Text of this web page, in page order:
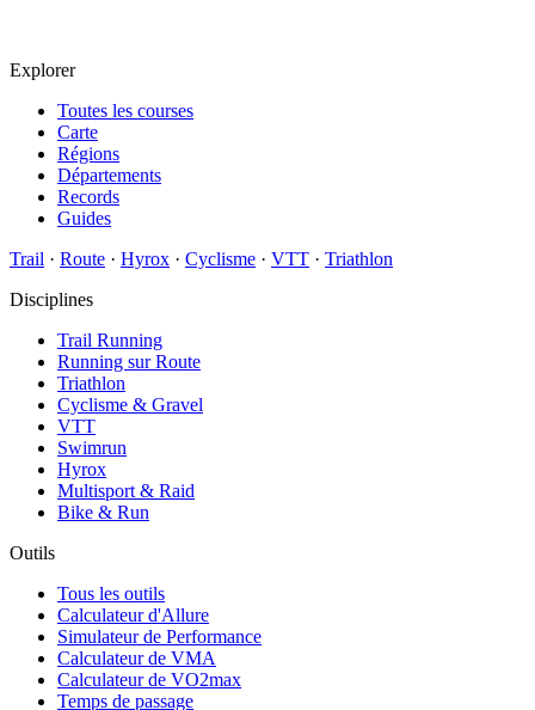
Explorer
Toutes les courses
Carte
Régions
Départements
Records
Guides
Trail · Route · Hyrox · Cyclisme · VTT · Triathlon
Disciplines
Trail Running
Running sur Route
Triathlon
Cyclisme & Gravel
VTT
Swimrun
Hyrox
Multisport & Raid
Bike & Run
Outils
Tous les outils
Calculateur d'Allure
Simulateur de Performance
Calculateur de VMA
Calculateur de VO2max
Temps de passage